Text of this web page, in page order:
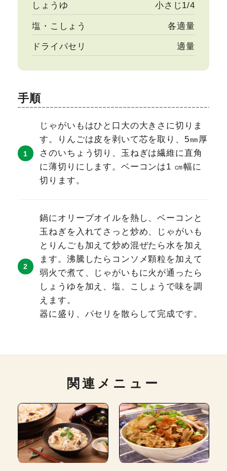
しょうゆ 小さじ1/4
塩・こしょう 各適量
ドライパセリ 適量
手順
じゃがいもはひと口大の大きさに切りま
す。りんごは皮を剥いて芯を取り、5㎜厚
さのいちょう切り、玉ねぎは繊維に直角
に薄切りにします。ベーコンは1 ㎝幅に
切ります。
鍋にオリーブオイルを熱し、ベーコンと
玉ねぎを入れてさっと炒め、じゃがいも
とりんごも加えて炒め混ぜたら水を加え
ます。沸騰したらコンソメ顆粒を加えて
弱火で煮て、じゃがいもに火が通ったら
しょうゆを加え、塩、こしょうで味を調
えます。
器に盛り、パセリを散らして完成です。
関連メニュー